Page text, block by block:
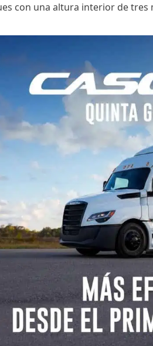
con una altura interior de tres